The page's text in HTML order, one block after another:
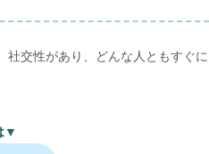
交性があり、どんな人ともすぐに
▼